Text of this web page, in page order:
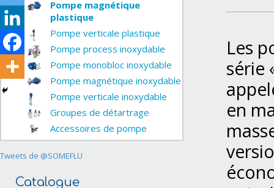
Pompe magnétique
plastique
Pompe verticale plastique
Pompe process inoxydable
Pompe monobloc inoxydable
Pompe magnétique inoxydable
Pompe verticale inoxydable
Groupes de détartrage
Accessoires de pompe
Tweets de @SOMEFLU
Catalogue
Les
série
en